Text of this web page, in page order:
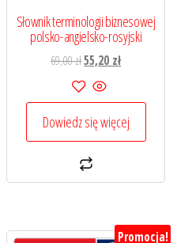
Słownik terminologii biznesowej
polsko-angielsko-rosyjski
69,00złPierwotna
cena
wynosiła:
69,00 zł.
55,20 złAktualna
55,20 zł.
Dowiedz się więcej
Promocja!